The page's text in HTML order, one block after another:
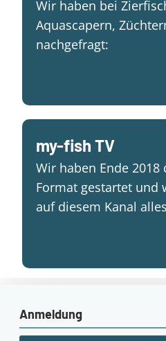
Wir haben bei
Aquascapern,
nachgefragt:
my-fish TV
Wir haben Ende 2018
Format gestartet und
auf diesem Kanal
Anmeldung